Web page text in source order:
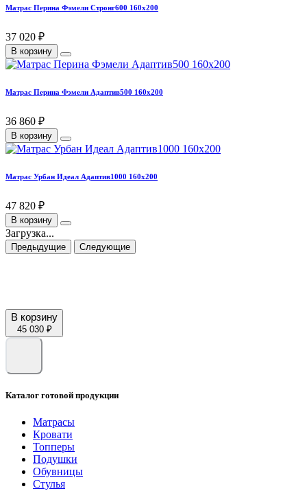
Матрас Перина Фэмели Стронг600 160х200
37 020 ₽
В корзину
Матрас Перина Фэмели Адаптив500 160х200
36 860 ₽
В корзину
Матрас Урбан Идеал Адаптив1000 160х200
47 820 ₽
В корзину
Загрузка...
Предыдущие Следующие
В корзину
45 030 ₽
Каталог готовой продукции
Матрасы
Кровати
Топперы
Подушки
Обувницы
Стулья